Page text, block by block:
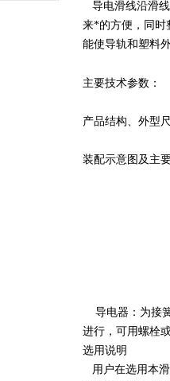
导电滑线沿滑线
来*的方便，同时
能使导轨和塑料
主要技术参数：
产品结构、外型
装配示意图及主
导电器：为接
进行，可用螺栓
选用说明
用户在选用本